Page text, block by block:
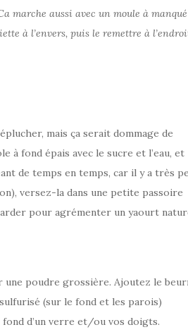
marche aussi avec un moule à manqué
à l’envers, puis le remettre à
mais ça serait dommage de
à fond épais avec le sucre et l’eau, et
de temps en temps, car il y a très
versez-la dans une petite passoire
pour agrémenter un yaourt
une poudre grossière. Ajoutez le
(sur le fond et les parois)
d’un verre et/ou vos doigts.